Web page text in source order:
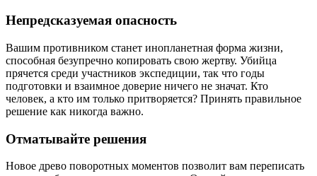
Непредсказуемая опасность
Вашим противником станет инопланетная форма жизни,
способная безупречно копировать свою жертву. Убийца
прячется среди участников экспедиции, так что годы
подготовки и взаимное доверие ничего не значат. Кто
человек, а кто им только притворяется? Принять правильное
решение как никогда важно.
Отматывайте решения
Новое древо поворотных моментов позволит вам переписать